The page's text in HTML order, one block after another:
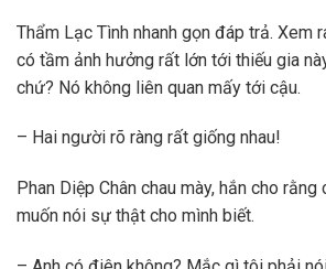
Thẩm Lạc Tình nhanh gọn đáp trả. Xem
có tầm ảnh hưởng rất lớn tới thiếu gia
chứ? Nó không liên quan mấy tới cậu.
– Hai người rõ ràng rất giống nhau!
Phan Diệp Chân chau mày, hắn cho
muốn nói sự thật cho mình biết.